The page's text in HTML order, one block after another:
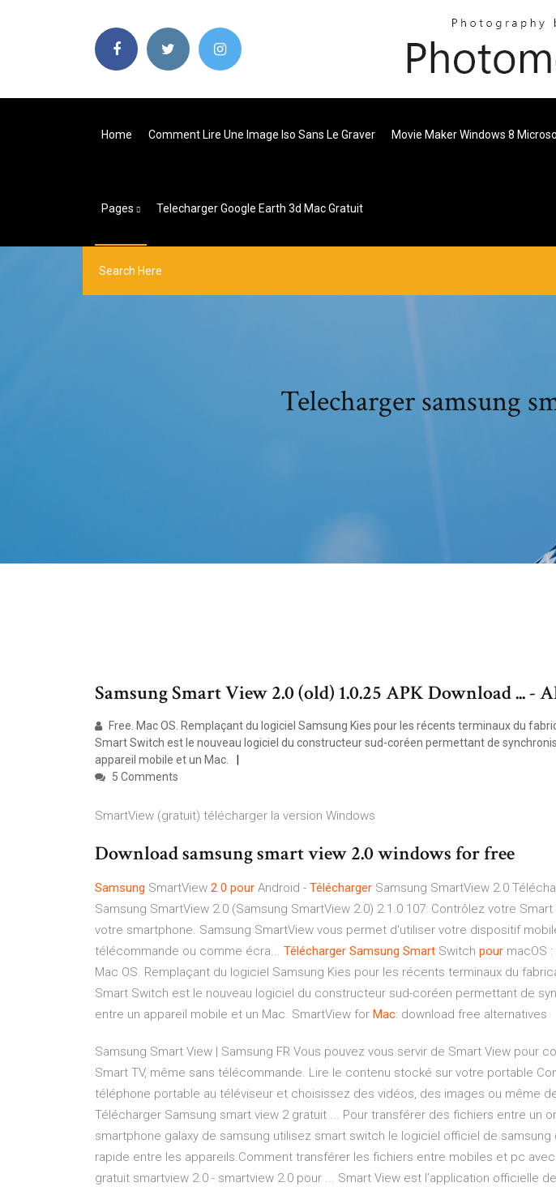
Home Comment Lire Une Image Iso Sans Le Graver Movie Maker Windows 8
Pages Telecharger Google Earth 3d Mac Gratuit
Telecharger samsung
Samsung Smart View 2.0 (old) 1.0.25 APK Download ... -
Free. Mac OS. Remplaçant du logiciel Samsung Kies pour les récents terminaux du
Smart Switch est le nouveau logiciel du constructeur sud-coréen permettant de
appareil mobile et un Mac.
5 Comments
SmartView (gratuit) télécharger la version Windows
Download samsung smart view 2.0 windows for free
Samsung SmartView 2.0 pour Android - Télécharger Samsung SmartView 2.0
Samsung SmartView 2.0 (Samsung SmartView 2.0) 2.1.0.107: Contrôlez votre
votre smartphone. Samsung SmartView vous permet d'utiliser votre dispositif
télécommande ou comme écra... Télécharger Samsung Smart Switch pour macOS
Mac OS. Remplaçant du logiciel Samsung Kies pour les récents terminaux du
Smart Switch est le nouveau logiciel du constructeur sud-coréen permettant de
entre un appareil mobile et un Mac. SmartView for Mac: download free alternatives
Samsung Smart View | Samsung FR Vous pouvez vous servir de Smart View pour
Smart TV, même sans télécommande. Lire le contenu stocké sur votre portable
téléphone portable au téléviseur et choisissez des vidéos, des images ou même
Télécharger Samsung smart view 2 gratuit ... Pour transférer des fichiers entre un
smartphone galaxy de samsung utilisez smart switch le logiciel officiel de
rapide entre les appareils.Comment transférer les fichiers entre mobiles et pc
gratuit smartview 2.0 - smartview 2.0 pour ... Smart View est l’application officielle